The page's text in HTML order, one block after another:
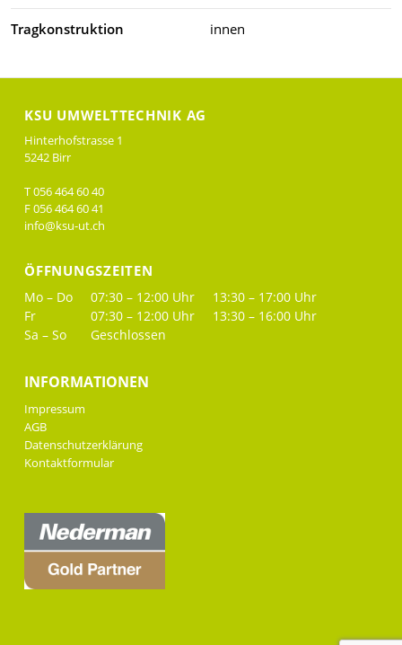
Tragkonstruktion innen
KSU UMWELTTECHNIK AG
Hinterhofstrasse 1
5242 Birr
T 056 464 60 40
F 056 464 60 41
info@ksu-ut.ch
ÖFFNUNGSZEITEN
Mo – Do 07:30 – 12:00 Uhr
13:30 – 17:00 Uhr
Fr
07:30 – 12:00 Uhr
13:30 – 16:00 Uhr
Sa – So
Geschlossen
INFORMATIONEN
Impressum
AGB
Datenschutzerklärung
Kontaktformular